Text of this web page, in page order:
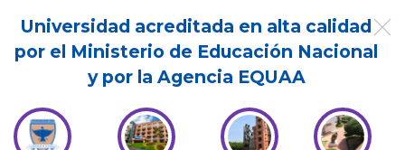
Universidad acreditada en alta calidad
por el Ministerio de Educación Nacional
y por la Agencia EQUAA